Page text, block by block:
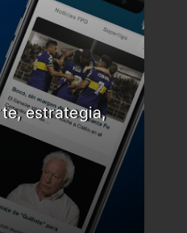
estrategia,